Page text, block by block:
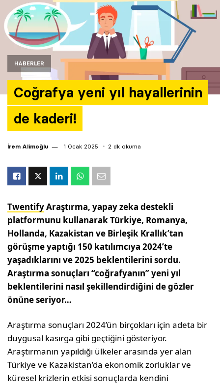
HABERLER
Coğrafya yeni yıl hayallerinin
de kaderi!
İrem Alimoğlu 1 Ocak 2025 2 dk okuma
TwentifyAraştırma, yapay zeka destekli
platformunu kullanarak Türkiye, Romanya,
Hollanda, Kazakistan ve Birleşik Krallık’tan
görüşme yaptığı 150 katılımcıya 2024’te
yaşadıklarını ve 2025 beklentilerini sordu.
Araştırma sonuçları “coğrafyanın” yeni yıl
beklentilerini nasıl şekillendirdiğini de gözler
önüne seriyor…
Araştırma sonuçları 2024’ün birçokları için adeta bir
duygusal kasırga gibi geçtiğini gösteriyor.
Araştırmanın yapıldığı ülkeler arasında yer alan
Türkiye ve Kazakistan’da ekonomik zorluklar ve
küresel krizlerin etkisi sonuçlarda kendini